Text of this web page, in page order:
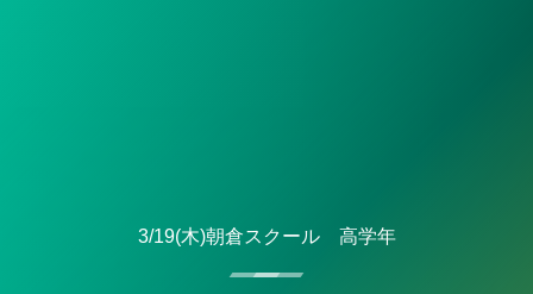
3/19(木)朝倉スクール 高学年